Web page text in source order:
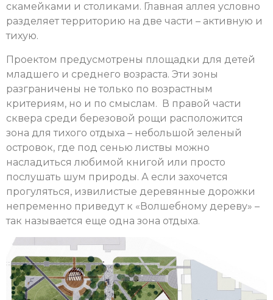
скамейками и столиками. Главная аллея условно
разделяет территорию на две части – активную и
тихую.
Проектом предусмотрены площадки для детей
младшего и среднего возраста. Эти зоны
разграничены не только по возрастным
критериям, но и по смыслам. В правой части
сквера среди березовой рощи расположится
зона для тихого отдыха – небольшой зеленый
островок, где под сенью листвы можно
насладиться любимой книгой или просто
послушать шум природы. А если захочется
прогуляться, извилистые деревянные дорожки
непременно приведут к «Волшебному дереву» –
так называется еще одна зона отдыха.